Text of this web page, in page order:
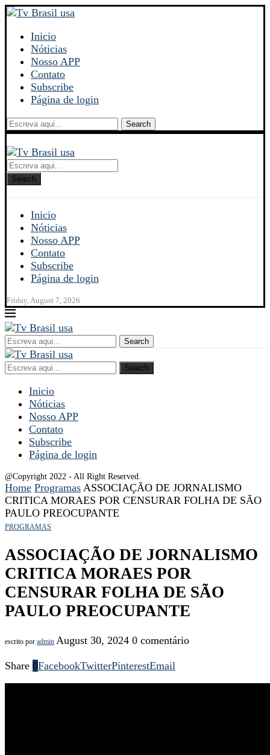
Inicio
Nóticias
Nosso APP
Contato
Subscribe
Página de login
Search
Search
Inicio
Nóticias
Nosso APP
Contato
Subscribe
Página de login
Friday, August 7, 2026
Search
Search
Inicio
Nóticias
Nosso APP
Contato
Subscribe
Página de login
@Copyright 2022 - All Right Reserved.
Home Programas ASSOCIAÇÃO DE JORNALISMO
CRITICA MORAES POR CENSURAR FOLHA DE SÃO
PAULO PREOCUPANTE
PROGRAMAS
ASSOCIAÇÃO DE JORNALISMO
CRITICA MORAES POR
CENSURAR FOLHA DE SÃO
PAULO PREOCUPANTE
escrito por admin August 30, 2024 0 comentário
Share 0FacebookTwitterPinterestEmail